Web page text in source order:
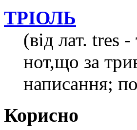
ТРІОЛЬ
(від лат. tres
нот,що за
написання;
Корисно